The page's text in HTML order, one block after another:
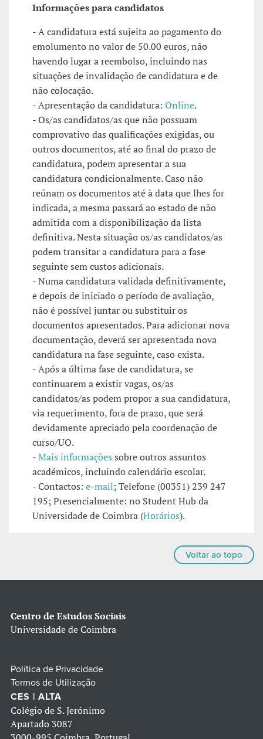
Informações para candidatos
- A candidatura está sujeita ao pagamento do
emolumento no valor de 50.00 euros, não
havendo lugar a reembolso, incluindo nas
situações de invalidação de candidatura e de
não colocação.
- Apresentação da candidatura: Online.
- Os/as candidatos/as que não possuam
comprovativo das qualificações exigidas, ou
outros documentos, até ao final do prazo de
candidatura, podem apresentar a sua
candidatura condicionalmente. Caso não
reúnam os documentos até à data que lhes for
indicada, a mesma passará ao estado de não
admitida com a disponibilização da lista
definitiva. Nesta situação os/as candidatos/as
podem transitar a candidatura para a fase
seguinte sem custos adicionais.
- Numa candidatura validada definitivamente,
e depois de iniciado o período de avaliação,
não é possível juntar ou substituir os
documentos apresentados. Para adicionar nova
documentação, deverá ser apresentada nova
candidatura na fase seguinte, caso exista.
- Após a última fase de candidatura, se
continuarem a existir vagas, os/as
candidatos/as podem propor a sua candidatura,
via requerimento, fora de prazo, que será
devidamente apreciado pela coordenação de
curso/UO.
-Mais informações sobre outros assuntos
académicos, incluindo calendário escolar.
- Contactos: e-mail; Telefone (00351) 239 247
195; Presencialmente: no Student Hub da
Universidade de Coimbra (Horários).
Voltar ao topo
Centro de Estudos Sociais
Universidade de Coimbra
Política de Privacidade
Termos de Utilização
CES | ALTA
Colégio de S. Jerónimo
Apartado 3087